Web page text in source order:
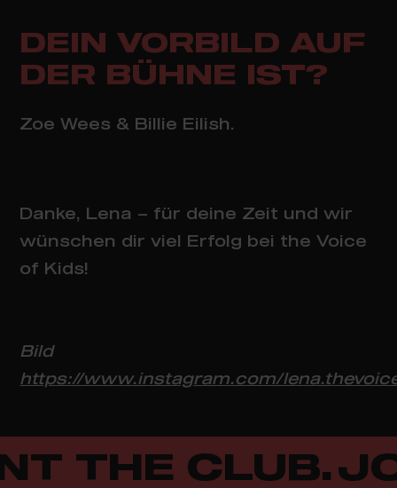
DEIN VORBILD AUF
DER BÜHNE IST?
Zoe Wees & Billie Eilish.
Danke, Lena – für deine Zeit und wir
wünschen dir viel Erfolg bei the Voice
of Kids!
Bild
https://www.instagram.com/
THE CLUB.